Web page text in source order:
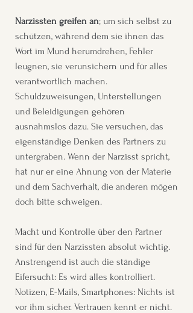
Narzissten greifen an; um sich selbst zu
schützen, während dem sie ihnen das
Wort im Mund herumdrehen, Fehler
leugnen, sie verunsichern und für alles
verantwortlich machen.
Schuldzuweisungen, Unterstellungen
und Beleidigungen gehören
ausnahmslos dazu. Sie versuchen, das
eigenständige Denken des Partners zu
untergraben. Wenn der Narzisst spricht,
hat nur er eine Ahnung von der Materie
und dem Sachverhalt, die anderen mögen
doch bitte schweigen.
Macht und Kontrolle über den Partner
sind für den Narzissten absolut wichtig.
Anstrengend ist auch die ständige
Eifersucht: Es wird alles kontrolliert.
Notizen, E-Mails, Smartphones: Nichts ist
vor ihm sicher. Vertrauen kennt er nicht.